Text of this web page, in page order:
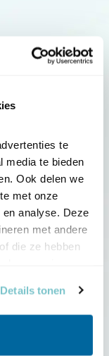
te
media te bieden
Ook delen we
met onze
analyse. Deze
met andere
die ze hebben
Details tonen
acties en tips